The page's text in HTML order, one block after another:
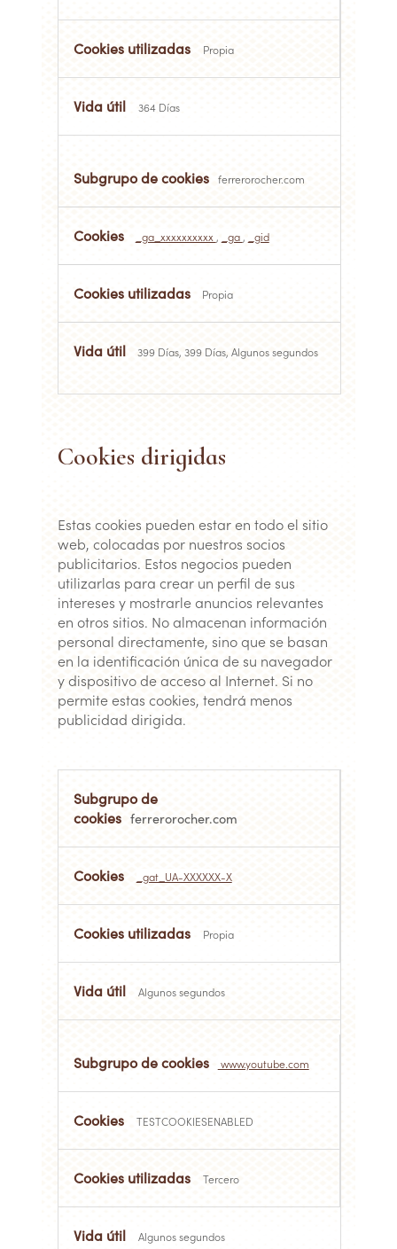
Propia
364 Días
ferrerorocher.com
_ga_xxxxxxxxxx , _ga , _gid
Propia
399 Días, 399 Días, Algunos segundos
Cookies dirigidas
Estas cookies pueden estar en todo el sitio
web, colocadas por nuestros socios
publicitarios. Estos negocios pueden
utilizarlas para crear un perfil de sus
intereses y mostrarle anuncios relevantes
en otros sitios. No almacenan información
personal directamente, sino que se basan
en la identificación única de su navegador
y dispositivo de acceso al Internet. Si no
permite estas cookies, tendrá menos
publicidad dirigida.
dirigidas
ferrerorocher.com
_gat_UA-XXXXXX-X
Propia
Algunos segundos
www.youtube.com
TESTCOOKIESENABLED
Tercero
Algunos segundos